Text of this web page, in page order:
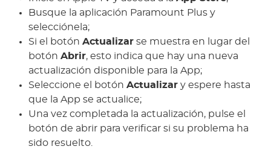
Busque la aplicación Paramount Plus y
selecciónela;
Si el botónActualizar se muestra en lugar del
botónAbrir, esto indica que hay una nueva
actualización disponible para la App;
Seleccione el botónActualizar y espere hasta
que la App se actualice;
Una vez completada la actualización, pulse el
botón de abrir para verificar si su problema ha
sido resuelto.